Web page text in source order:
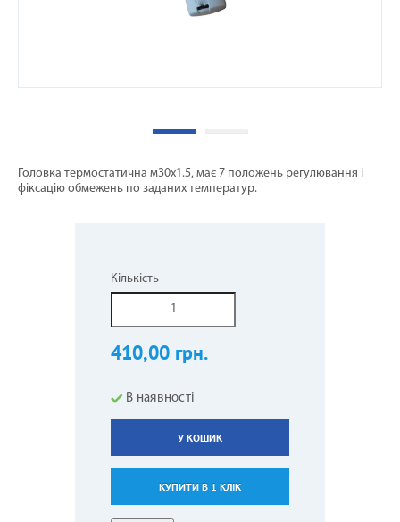
Головка термостатична м30х1.5, має 7 положень регулювання і
фіксацію обмежень по заданих температур.
Кількість
410,00 грн.
В наявності
У КОШИК
КУПИТИ В 1 КЛІК